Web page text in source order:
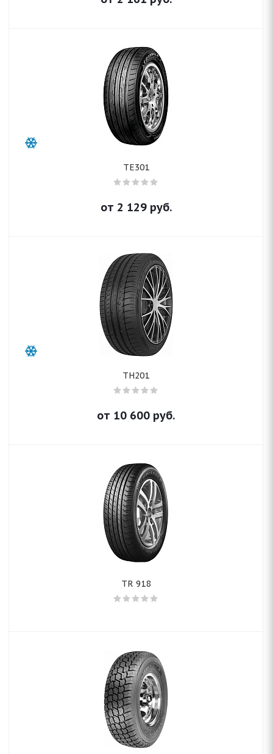
TE301
от 2 129руб.
TH201
от 10 600 руб.
TR 918